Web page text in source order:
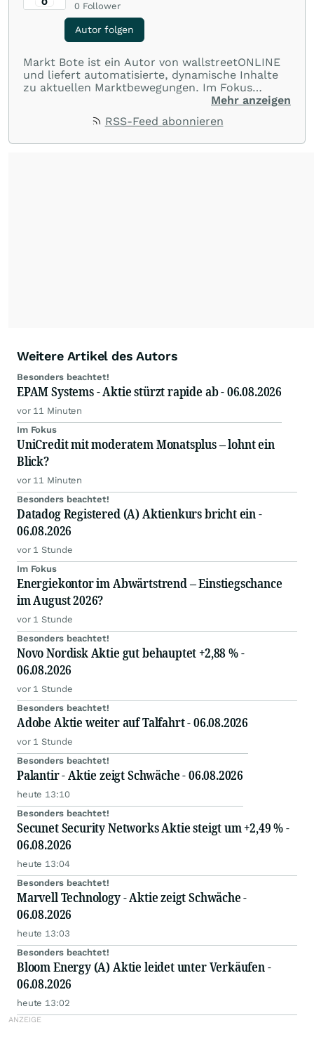
0 Follower
Autor folgen
Markt Bote ist ein Autor von wallstreetONLINE
und liefert automatisierte, dynamische Inhalte
zu aktuellen Marktbewegungen. Im Fokus
stehen Tops und Flops, Branchentrends und
Rohstoffe oder Krypto – die Beiträge sind kurz,
Mehr anzeigen
RSS-Feed abonnieren
Weitere Artikel des Autors
Besonders beachtet!
EPAM Systems - Aktie stürzt rapide ab - 06.08.2026
vor 11 Minuten
Im Fokus
UniCredit mit moderatem Monatsplus – lohnt ein
Blick?
vor 11 Minuten
Besonders beachtet!
Datadog Registered (A) Aktienkurs bricht ein -
06.08.2026
vor 1 Stunde
Im Fokus
Energiekontor im Abwärtstrend – Einstiegschance
im August 2026?
vor 1 Stunde
Besonders beachtet!
Novo Nordisk Aktie gut behauptet +2,88 % -
06.08.2026
vor 1 Stunde
Besonders beachtet!
Adobe Aktie weiter auf Talfahrt - 06.08.2026
vor 1 Stunde
Besonders beachtet!
Palantir - Aktie zeigt Schwäche - 06.08.2026
heute 13:10
Besonders beachtet!
Secunet Security Networks Aktie steigt um +2,49 % -
06.08.2026
heute 13:04
Besonders beachtet!
Marvell Technology - Aktie zeigt Schwäche -
06.08.2026
heute 13:03
Besonders beachtet!
Bloom Energy (A) Aktie leidet unter Verkäufen -
06.08.2026
heute 13:02